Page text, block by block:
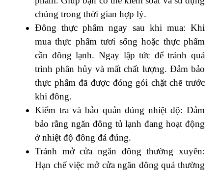
chúng trong thời gian hợp lý.
Đông thực phẩm ngay sau khi mua: Khi
mua thực phẩm tươi sống hoặc thực phẩm
cần đông lạnh. Ngay lập tức để tránh quá
trình phân hủy và mất chất lượng. Đảm bảo
thực phẩm đã được đóng gói chặt chẽ trước
khi đông.
Kiểm tra và bảo quản đúng nhiệt độ: Đảm
bảo rằng ngăn đông tủ lạnh đang hoạt động
ở nhiệt độ đông đá đúng.
Tránh mở cửa ngăn đông thường xuyên:
Hạn chế việc mở cửa ngăn đông quá thường